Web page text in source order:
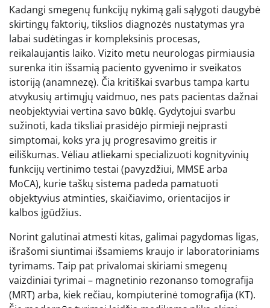
Kadangi smegenų funkcijų nykimą gali sąlygoti daugybė
skirtingų faktorių, tikslios diagnozės nustatymas yra
labai sudėtingas ir kompleksinis procesas,
reikalaujantis laiko. Vizito metu neurologas pirmiausia
surenka itin išsamią paciento gyvenimo ir sveikatos
istoriją (anamnezę). Čia kritiškai svarbus tampa kartu
atvykusių artimųjų vaidmuo, nes pats pacientas dažnai
neobjektyviai vertina savo būklę. Gydytojui svarbu
sužinoti, kada tiksliai prasidėjo pirmieji neįprasti
simptomai, koks yra jų progresavimo greitis ir
eiliškumas. Vėliau atliekami specializuoti kognityvinių
funkcijų vertinimo testai (pavyzdžiui, MMSE arba
MoCA), kurie taškų sistema padeda pamatuoti
objektyvius atminties, skaičiavimo, orientacijos ir
kalbos įgūdžius.
Norint galutinai atmesti kitas, galimai pagydomas ligas,
išrašomi siuntimai išsamiems kraujo ir laboratoriniams
tyrimams. Taip pat privalomai skiriami smegenų
vaizdiniai tyrimai – magnetinio rezonanso tomografija
(MRT) arba, kiek rečiau, kompiuterinė tomografija (KT).